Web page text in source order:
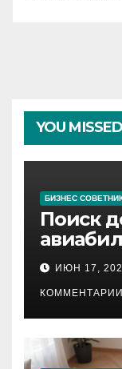
YOU MISSED
БИЗНЕС
Поиск
ИЮН 17,
КОММЕНТАРИИ